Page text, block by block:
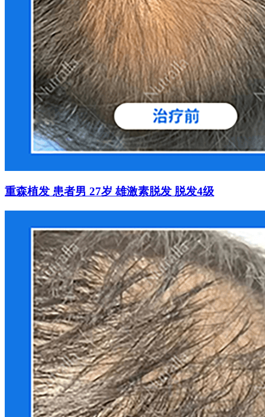
重森植发 患者男 27岁 雄激素脱发 脱发4级